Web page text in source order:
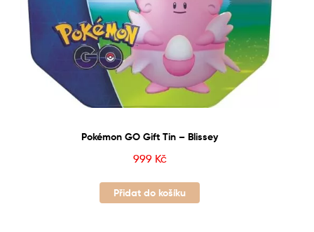
Pokémon GO Gift Tin – Blissey
999 Kč
Přidat do košíku